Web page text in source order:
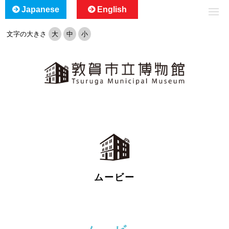
Japanese English
文字の大きさ 大 中 小
ムービー